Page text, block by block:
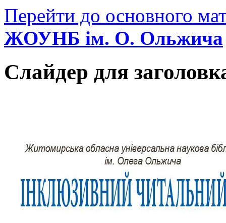
Перейти до основного
ЖОУНБ ім. О. Ольжича
Слайдер для